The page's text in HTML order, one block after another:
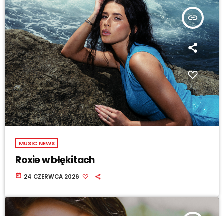
insert_link
MUSIC NEWS
Roxie w błękitach
today 24 CZERWCA 2026